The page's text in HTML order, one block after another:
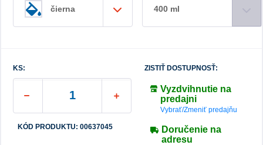
čierna 400 ml
KS:
KÓD PRODUKTU: 00637045
ZISTIŤ DOSTUPNOSŤ:
Vyzdvihnutie na
predajni
Vybrať/Zmeniť predajňu
Doručenie na
adresu